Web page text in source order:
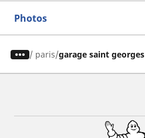
Photos
/ paris garage saint georges